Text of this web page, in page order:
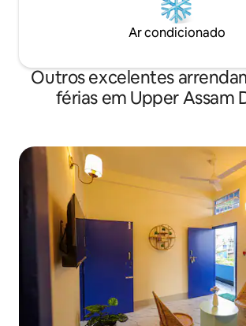
Ar condicionado
Outros excelentes
férias em Upper Assam